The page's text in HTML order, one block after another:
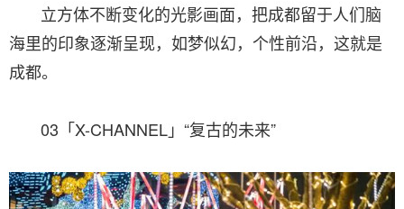
立方体不断变化的光影画面，把成都留于人们脑
海里的印象逐渐呈现，如梦似幻，个性前沿，这就是
成都。
03「X-CHANNEL」“复古的未来”